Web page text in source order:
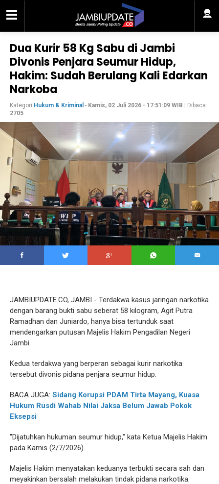
Dua Kurir 58 Kg Sabu di Jambi
Divonis Penjara Seumur Hidup,
Hakim: Sudah Berulang Kali Edarkan
Narkoba
Kategori Hukum & Kriminal - Kamis, 02 Juli 2026 - 17:51:09 WIB | Dibaca:
2705
JAMBIUPDATE.CO, JAMBI - Terdakwa kasus jaringan narkotika
dengan barang bukti sabu seberat 58 kilogram, Agit Putra
Ramadhan dan Juniardo, hanya bisa tertunduk saat
mendengarkan putusan Majelis Hakim Pengadilan Negeri
Jambi.
Kedua terdakwa yang berperan sebagai kurir narkotika
tersebut divonis pidana penjara seumur hidup.
BACA JUGA: Sidang Korupsi PDAM Tirta Mayang, Kuasa
Hukum Rusdi Wahab Nilai Jaksa Belum Jawab Pokok
Eksepsi
"Dijatuhkan hukuman seumur hidup," kata Ketua Majelis Hakim
pada Kamis (2/7/2026).
Majelis Hakim menyatakan keduanya terbukti secara sah dan
meyakinkan bersalah melakukan tindak pidana narkotika.